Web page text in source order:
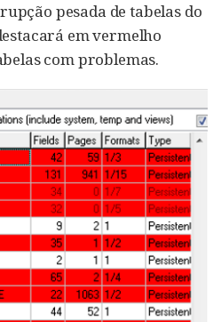
pesada de tabelas do
em vermelho
com problemas.